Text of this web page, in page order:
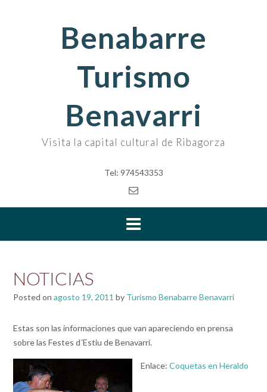
Benabarre
Turismo
Benavarri
Visita la capital cultural de Ribagorza
Tel: 974543353
NOTICIAS
Posted on agosto 19, 2011 by Turismo Benabarre Benavarri
Estas son las informaciones que van apareciendo en prensa
sobre las Festes d´Estiu de Benavarri.
Enlace: Coquetas en Heraldo